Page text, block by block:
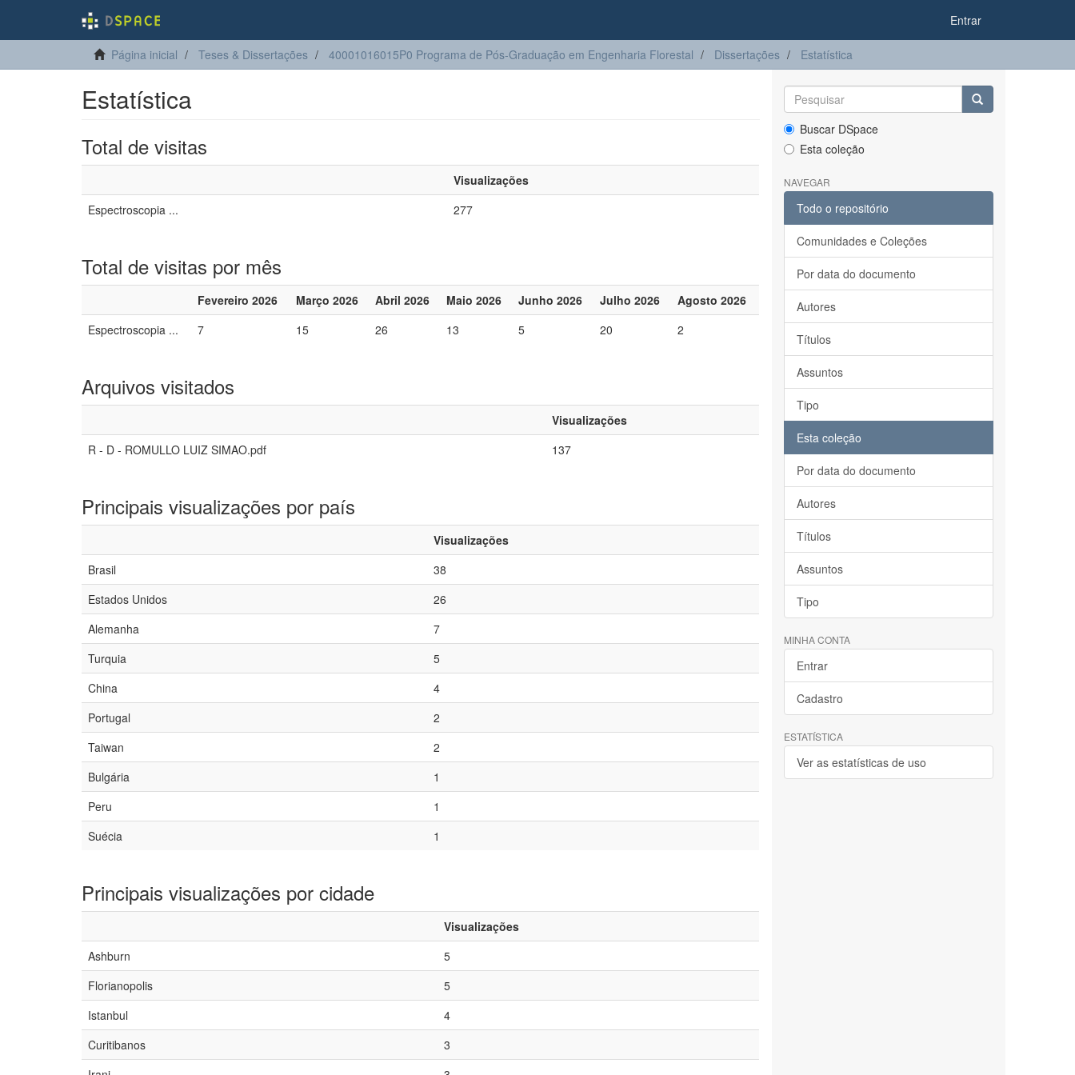
Entrar
Página inicial Teses & Dissertações 40001016015P0 Programa de Pós-Graduação em Engenharia Florestal Dissertações Estatística
Estatística
Total de visitas
Visualizações
Espectroscopia ...
277
Total de visitas por mês
Fevereiro 2026 Março 2026 Abril 2026 Maio 2026 Junho 2026 Julho 2026
Agosto 2026
Espectroscopia ...
7 15 26 13 5 20 2
Arquivos visitados
Visualizações
R - D - ROMULLO LUIZ SIMAO.pdf
137
Principais visualizações por país
Visualizações
Brasil
38
Estados Unidos
26
Alemanha
7
Turquia
5
China
4
Portugal
2
Taiwan
2
Bulgária
1
Peru
1
Suécia
1
Principais visualizações por cidade
Visualizações
Ashburn
5
Florianopolis
5
Istanbul
4
Curitibanos
3
Buscar DSpace
Esta coleção
NAVEGAR
Todo o repositório
Comunidades e Coleções
Por data do documento
Autores
Títulos
Assuntos
Tipo
Esta coleção
Por data do documento
Autores
Títulos
Assuntos
Tipo
MINHA CONTA
Entrar
Cadastro
ESTATÍSTICA
Ver as estatísticas de uso